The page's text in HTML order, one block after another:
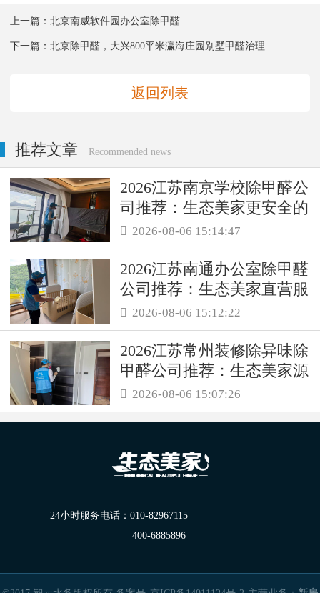
上一篇： 北京南威软件园办公室除甲醛
下一篇： 北京除甲醛，大兴800平米瀛海庄园别墅甲醛治理
返回列表
推荐文章 Recommended news
2026江苏南京学校除甲醛公
司推荐：生态美家更安全的
母婴级治理服务！
 2026-08-06 15:14:47
2026江苏南通办公室除甲醛
公司推荐：生态美家直营服
务保障职场空气品质
 2026-08-06 15:12:22
2026江苏常州装修除异味除
甲醛公司推荐：生态美家源
头消解复合装修污染
 2026-08-06 15:07:26
24小时服务电话： 010-82967115
400-6885896